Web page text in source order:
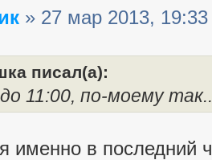
» 27 мар 2013, 19:33
писал(а):
11:00, по-моему так..
именно в последний